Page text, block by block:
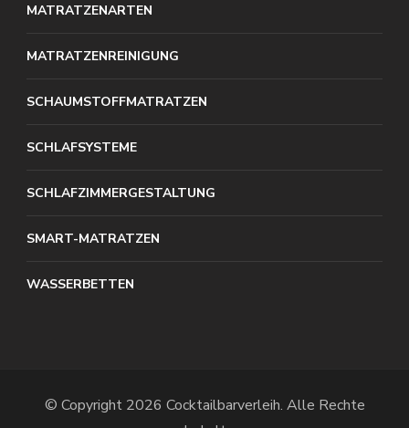
MATRATZENARTEN
MATRATZENREINIGUNG
SCHAUMSTOFFMATRATZEN
SCHLAFSYSTEME
SCHLAFZIMMERGESTALTUNG
SMART-MATRATZEN
WASSERBETTEN
© Copyright 2026 Cocktailbarverleih. Alle Rechte